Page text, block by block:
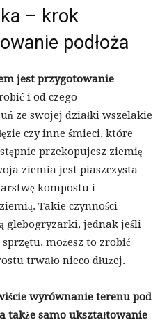
– krok
podłoża
jest przygotowanie
i od czego
ze swojej działki wszelakie
czy inne śmieci, które
przekopujesz ziemię
ziemia jest piaszczysta
kompostu i
Takie czynności
glebogryzarki, jednak jeśli
możesz to zrobić
trwało nieco dłużej.
wyrównanie terenu pod
także samo ukształtowanie